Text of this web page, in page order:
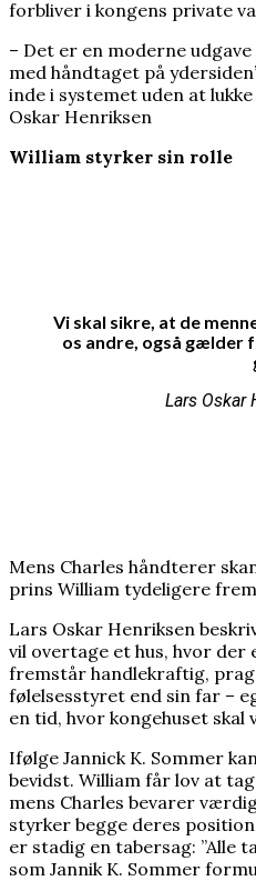
forbliver i kongens private
– Det er en moderne
med håndtaget på
inde i systemet uden at
Oskar Henriksen
William styrker sin rolle
Vi skal sikre, at de
os andre, også gælder
Lars Oskar
Mens Charles håndterer
prins William tydeligere
Lars Oskar Henriksen
vil overtage et hus, hvor
fremstår handlekraftig,
følelsesstyret end sin far –
en tid, hvor kongehuset skal
Ifølge Jannick K. Sommer
bevidst. William får lov at
mens Charles bevarer
styrker begge deres
er stadig en tabersag: ”Alle
som Jannik K. Sommer